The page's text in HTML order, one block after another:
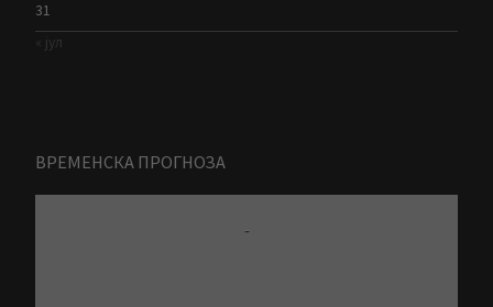
31
« јул
ВРЕМЕНСКА ПРОГНОЗА
-